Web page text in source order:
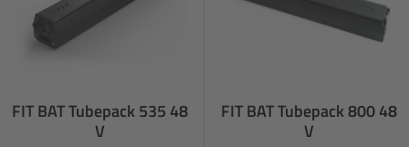
FIT BAT Tubepack 535 48
V
FIT BAT Tubepack 800 48
V